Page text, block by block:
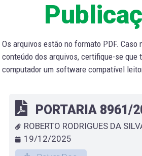
Os arquivos estão no formato PDF. Caso
conteúdo dos arquivos, certifique-se que
computador um software compatível
PORTARIA 8961/
19/12/2025